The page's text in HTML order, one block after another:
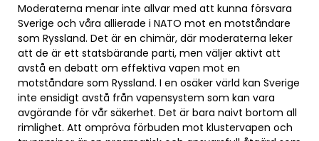
Moderaterna menar inte allvar med att kunna försvara
Sverige och våra allierade i NATO mot en motståndare
som Ryssland. Det är en chimär, där moderaterna leker
att de är ett statsbärande parti, men väljer aktivt att
avstå en debatt om effektiva vapen mot en
motståndare som Ryssland. I en osäker värld kan Sverige
inte ensidigt avstå från vapensystem som kan vara
avgörande för vår säkerhet. Det är bara naivt bortom all
rimlighet. Att ompröva förbuden mot klustervapen och